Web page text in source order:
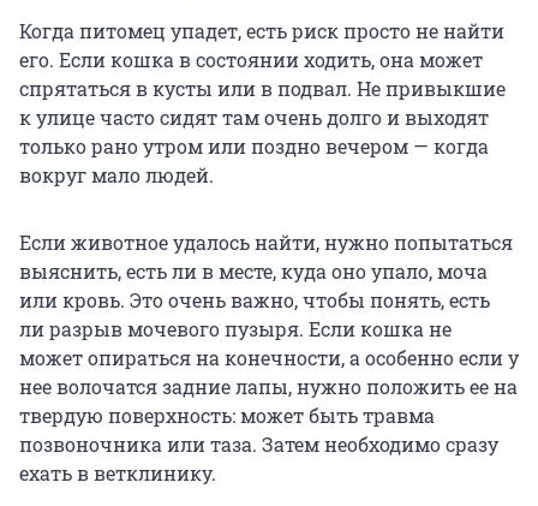
Когда питомец упадет, есть риск просто не найти
его. Если кошка в состоянии ходить, она может
спрятаться в кусты или в подвал. Не привыкшие
к улице часто сидят там очень долго и выходят
только рано утром или поздно вечером — когда
вокруг мало людей.
Если животное удалось найти, нужно попытаться
выяснить, есть ли в месте, куда оно упало, моча
или кровь. Это очень важно, чтобы понять, есть
ли разрыв мочевого пузыря. Если кошка не
может опираться на конечности, а особенно если у
нее волочатся задние лапы, нужно положить ее на
твердую поверхность: может быть травма
позвоночника или таза. Затем необходимо сразу
ехать в ветклинику.